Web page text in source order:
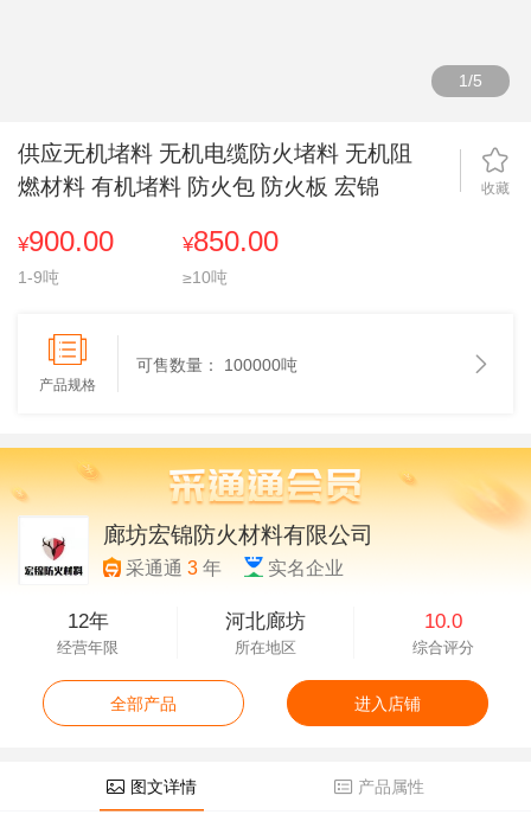
1/5
供应无机堵料 无机电缆防火堵料 无机阻
燃材料 有机堵料 防火包 防火板 宏锦
收藏
¥900.00
1-9吨
¥850.00
≥10吨
产品规格
可售数量： 100000吨
廊坊宏锦防火材料有限公司
采通通3 年 实名企业
12年
经营年限
河北廊坊
所在地区
10.0
综合评分
全部产品 进入店铺
图文详情 产品属性